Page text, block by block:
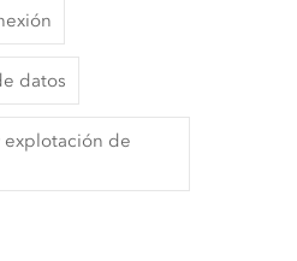
datos
explotación de